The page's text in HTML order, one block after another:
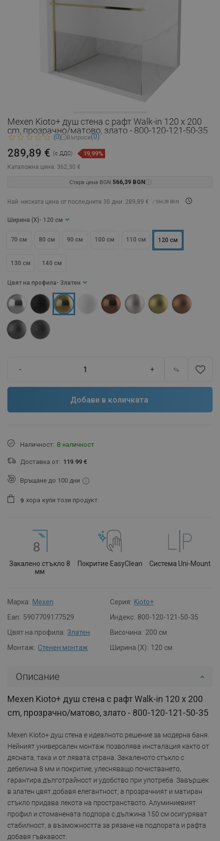
Mexen Kioto+ душ стена с рафт Walk-in 120 x 200
cm, прозрачно/матово, злато - 800-120-121-50-35
(0) Въпроси(0)
Каталожна цена: 362,30 €
289,89 € (с ДДС) 19,99%
Стара цена BGN:566,39 BGN
Най -ниската цена от последните 30 дни: 289,89 € / 566,39 BGN
Цвят на профила - Златен
Ширина (X) - 120 см
70 см 80 см 90 см 100 см 110 см 120 см
130 см 140 см
- + favorite_border
Добави в количката
Наличност: В наличност
Доставка от: 119.99 €
Връщане до 100 дни
9 хора купи този продукт.
Закалено стъкло 8
мм
Покритие EasyClean Система Uni-Mount
Марка: Mexen Серия: Kioto+
Ean: 5907709177529 Индекс: 800-120-121-50-35
Цвят на профила: Златен Височина: 200 см
Монтаж: Стенен монтаж Ширина (X): 120 см
Описание
Mexen Kioto+ душ стена с рафт Walk-in 120 x 200
cm, прозрачно/матово, злато - 800-120-121-50-35
Mexen Kioto+ душ стена е идеалното решение за модерна баня.
Нейният универсален монтаж позволява инсталация както от
дясната, така и от лявата страна. Закаленото стъкло с
дебелина 8 мм и покритие, улесняващо почистването,
гарантира дълготрайност и удобство при употреба. Завършек
в златен цвят добавя елегантност, а прозрачният и матиран
стъкло придава лекота на пространството. Алуминиевият
профил и стоманената подпора с дължина 150 см осигуряват
стабилност, а възможността за рязане на подпората и рафта
добавя гъвкавост.